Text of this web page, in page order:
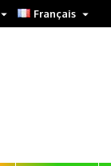
Français 
